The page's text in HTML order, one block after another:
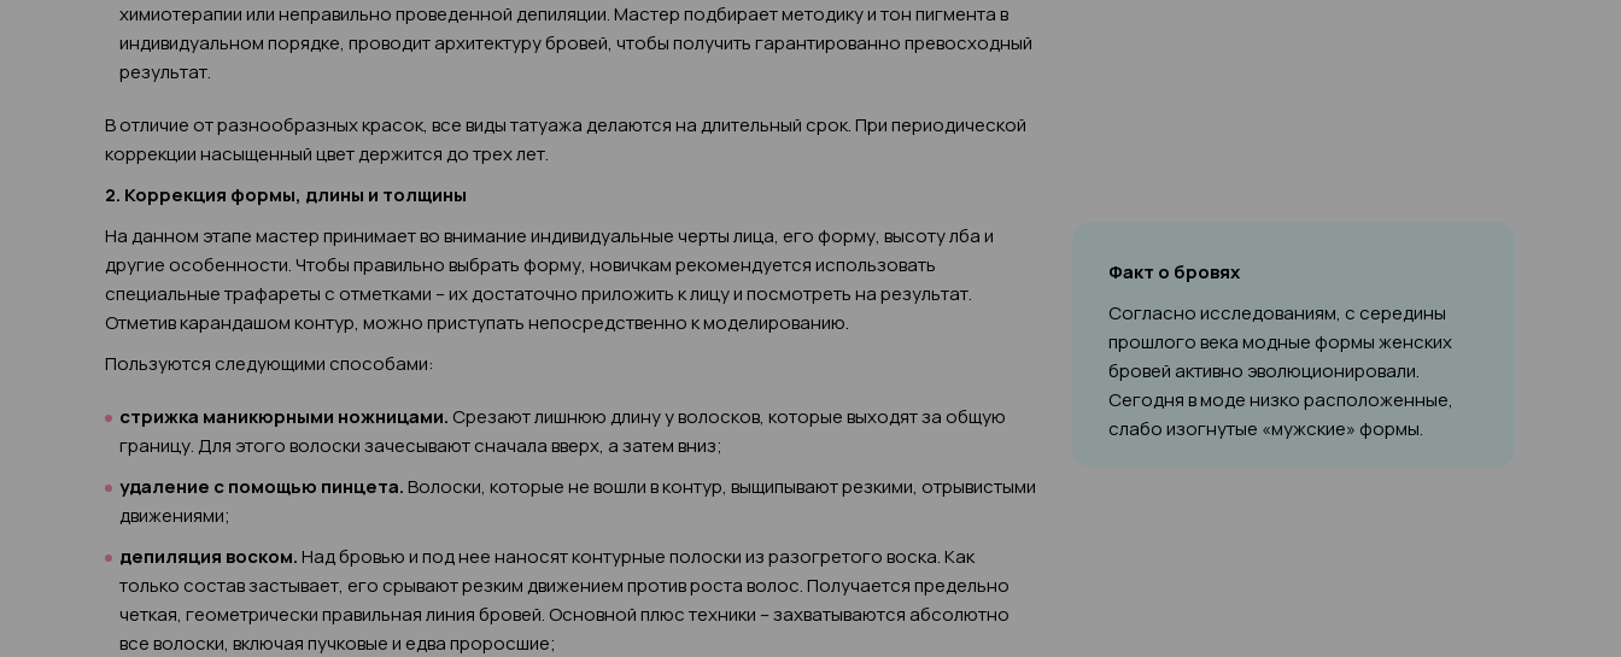
химиотерапии или неправильно проведенной депиляции. Мастер подбирает методику и тон пигмента в
индивидуальном порядке, проводит архитектуру бровей, чтобы получить гарантированно превосходный
результат.
В отличие от разнообразных красок, все виды татуажа делаются на длительный срок. При периодической
коррекции насыщенный цвет держится до трех лет.
2. Коррекция формы, длины и толщины
Факт о бровях
Согласно исследованиям, с середины
прошлого века модные формы женских
бровей активно эволюционировали.
Сегодня в моде низко расположенные,
слабо изогнутые «мужские» формы.
На данном этапе мастер принимает во внимание индивидуальные черты лица, его форму, высоту лба и
другие особенности. Чтобы правильно выбрать форму, новичкам рекомендуется использовать
специальные трафареты с отметками – их достаточно приложить к лицу и посмотреть на результат.
Отметив карандашом контур, можно приступать непосредственно к моделированию.
Пользуются следующими способами:
стрижка маникюрными ножницами. Срезают лишнюю длину у волосков, которые выходят за общую
границу. Для этого волоски зачесывают сначала вверх, а затем вниз;
удаление с помощью пинцета.Волоски, которые не вошли в контур, выщипывают резкими, отрывистыми
движениями;
депиляция воском.Над бровью и под нее наносят контурные полоски из разогретого воска. Как
только состав застывает, его срывают резким движением против роста волос. Получается предельно
четкая, геометрически правильная линия бровей. Основной плюс техники – захватываются абсолютно
все волоски, включая пучковые и едва проросшие;